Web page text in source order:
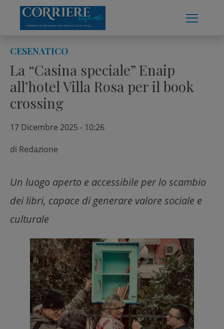
content
CESENATICO
La “Casina speciale” Enaip
all’hotel Villa Rosa per il book
crossing
17 Dicembre 2025 - 10:26
di Redazione
Un luogo aperto e accessibile per lo scambio
dei libri, capace di generare valore sociale e
culturale